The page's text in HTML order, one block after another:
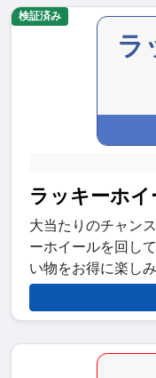
ラ
ラッキーホイ
大当たりのチャン
ーホイールを回し
い物をお得に楽し
検証済み